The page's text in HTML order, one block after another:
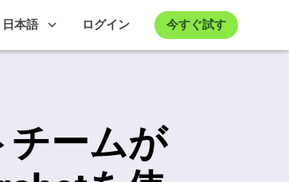
今すぐ試す
ログイン
日本語
ームが